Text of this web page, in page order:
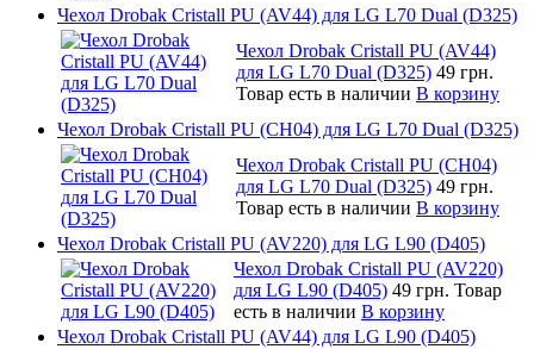
Чехол Drobak Cristall PU (AV44) для LG L70 Dual (D325)
Чехол Drobak Cristall PU (AV44)
для LG L70 Dual (D325) 49 грн.
Товар есть в наличии В корзину
Чехол Drobak Cristall PU (CH04) для LG L70 Dual (D325)
Чехол Drobak Cristall PU (CH04)
для LG L70 Dual (D325) 49 грн.
Товар есть в наличии В корзину
Чехол Drobak Cristall PU (AV220) для LG L90 (D405)
Чехол Drobak Cristall PU (AV220)
для LG L90 (D405) 49 грн. Товар
есть в наличии В корзину
Чехол Drobak Cristall PU (AV44) для LG L90 (D405)